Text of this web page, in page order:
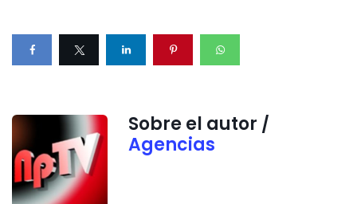
Sobre el autor /
Agencias